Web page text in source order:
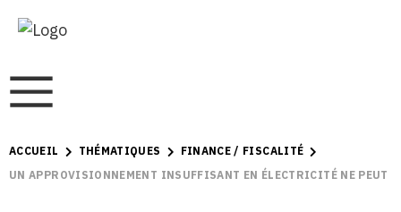
ACCUEIL THÉMATIQUES
FINANCE / FISCALITÉ
UN APPROVISIONNEMENT INSUFFISANT EN ÉLECTRICITÉ NE PEUT